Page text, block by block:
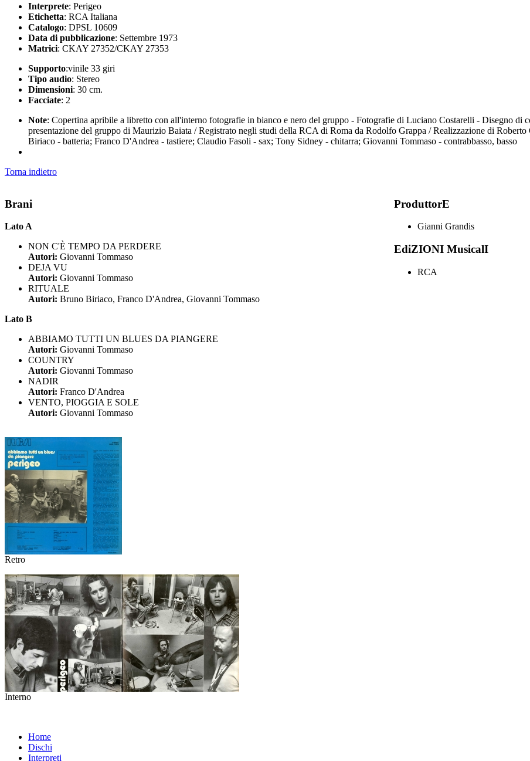
Interprete: Perigeo
Etichetta: RCA Italiana
Catalogo: DPSL 10609
Data di pubblicazione: Settembre 1973
Matrici: CKAY 27352/CKAY 27353
Supporto:vinile 33 giri
Tipo audio: Stereo
Dimensioni: 30 cm.
Facciate: 2
Note: Copertina apribile a libretto con all'interno fotografie in bianco e nero del gruppo - Fotografie di Luciano Costarelli - Disegno di
presentazione del gruppo di Maurizio Baiata / Registrato negli studi della RCA di Roma da Rodolfo Grappa / Realizzazione di
Biriaco - batteria; Franco D'Andrea - tastiere; Claudio Fasoli - sax; Tony Sidney - chitarra; Giovanni Tommaso - contrabbasso, basso
Torna indietro
Brani
Lato A
NON C'È TEMPO DA PERDERE
Autori: Giovanni Tommaso
DEJA VU
Autori: Giovanni Tommaso
RITUALE
Autori: Bruno Biriaco, Franco D'Andrea, Giovanni Tommaso
Lato B
ABBIAMO TUTTI UN BLUES DA PIANGERE
Autori: Giovanni Tommaso
COUNTRY
Autori: Giovanni Tommaso
NADIR
Autori: Franco D'Andrea
VENTO, PIOGGIA E SOLE
Autori: Giovanni Tommaso
ProduttorE
Gianni Grandis
EdiZIONI MusicalI
RCA
Retro
Interno
Home
Dischi
Interpreti